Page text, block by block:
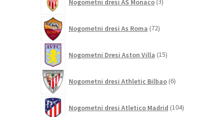
Nogometni dresi AS Monaco 3izdelki
Nogometni dresi As Roma 72izdelkov
Nogometni Dresi Aston Villa 15izdelkov
Nogometni dresi Athletic Bilbao 6izdelkov
Nogometni dresi Atletico Madrid 104izdelki